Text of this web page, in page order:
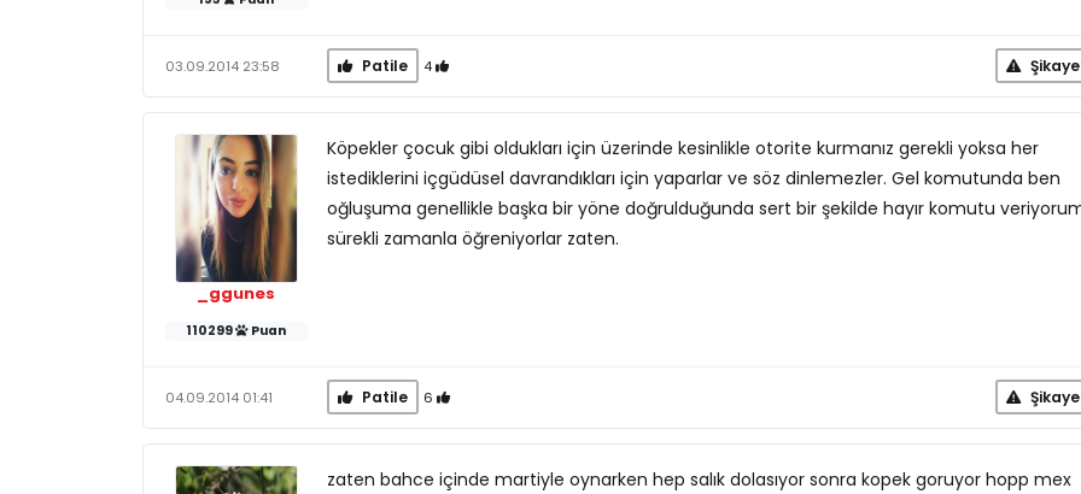
03.09.2014 23:58 Patile 4
_ggunes
110299 Puan
Köpekler çocuk gibi oldukları için üzerinde kesinlikle otorite kurmanız gerekli yoksa her
istediklerini içgüdüsel davrandıkları için yaparlar ve söz dinlemezler. Gel komutunda ben
oğluşuma genellikle başka bir yöne doğrulduğunda sert bir şekilde hayır komutu
sürekli zamanla öğreniyorlar zaten.
04.09.2014 01:41 Patile 6
zaten bahce içinde martiyle oynarken hep salık dolasıyor sonra kopek goruyor hopp mex